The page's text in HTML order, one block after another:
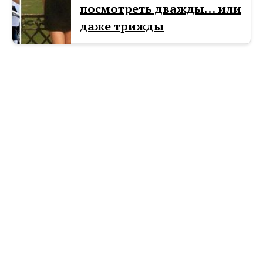
посмотреть дважды… или
даже трижды